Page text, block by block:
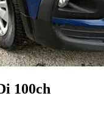
100ch